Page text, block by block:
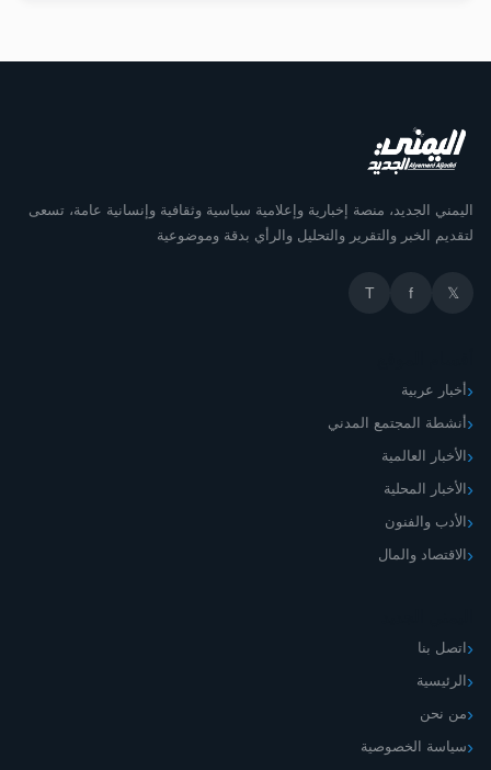
اليمني الجديد، منصة إخبارية وإعلامية سياسية وثقافية وإنسانية عامة، تسعى
لتقديم الخبر والتقرير والتحليل والرأي بدقة وموضوعية
𝕏
f
T
أخبار عربية
أنشطة المجتمع المدني
الأخبار العالمية
الأخبار المحلية
الأدب والفنون
الاقتصاد والمال
اتصل بنا
الرئيسية
من نحن
سياسة الخصوصية